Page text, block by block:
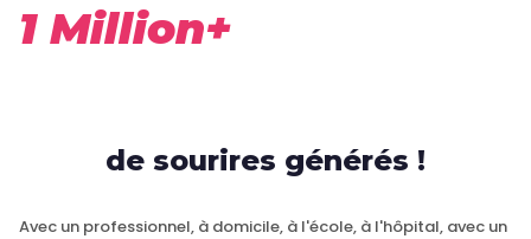
1 Million+
de sourires générés !
Avec un professionnel, à domicile, à l'école, à l'hôpital, avec un